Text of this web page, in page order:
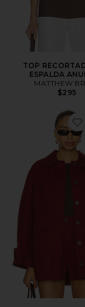
TOP
ESPALDA
MATTHEW
$295